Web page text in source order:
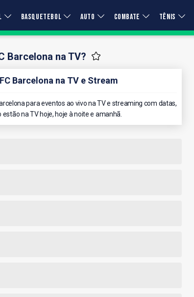
BASQUETEBOL AUTO COMBATE TÊNIS
Barcelona na TV?
Barcelona na TV e Stream
para eventos ao vivo na TV e streaming com datas,
na TV hoje, hoje à noite e amanhã.